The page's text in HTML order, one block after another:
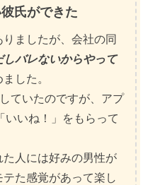
氏ができた
ましたが、会社の同
しバレないからやって
した。
ていたのですが、アプ
いいね！」をもらって
人には好みの男性が
た感覚があって楽し